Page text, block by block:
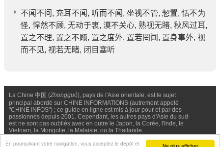
En poursuivant votre navigation, vous acceptez le dépôt et
不闻不问 , 充耳不闻 , 听而不闻 , 坐视不管, 恝置, 恬不为
怪, 悍然不顾, 无动于衷, 漠不关心, 熟视无睹, 秋风过耳,
置之不理, 置之不顾, 置之度外, 置若罔闻 , 置身事外, 视
而不见, 视若无睹, 闭目塞听
La Chine 中国 (Zhongguó), pays de l'Asie orientale, est le sujet
principal abordé sur CHINE INFORMATIONS (autrement appelé
"CHINE INFOS") ; ce guide en ligne est mis à jour pour et par des
passionnés depuis 2001. Cependant, les autres pays d'Asie du sud-
est ne sont pas oubliés avec en outre le Japon, la Corée, l'Inde, le
Vietnam, la Mongolie, la Malaisie, ou la Thailande.